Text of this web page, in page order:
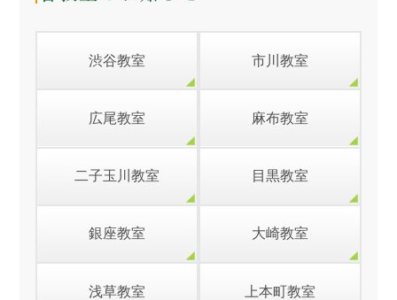
渋谷教室 市川教室
広尾教室 麻布教室
二子玉川教室 目黒教室
銀座教室 大崎教室
浅草教室 上本町教室